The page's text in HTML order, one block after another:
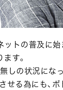
トの普及に
す。
しの状況にな
せる為にも、